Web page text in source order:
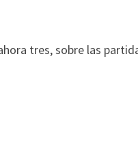
tres, sobre las